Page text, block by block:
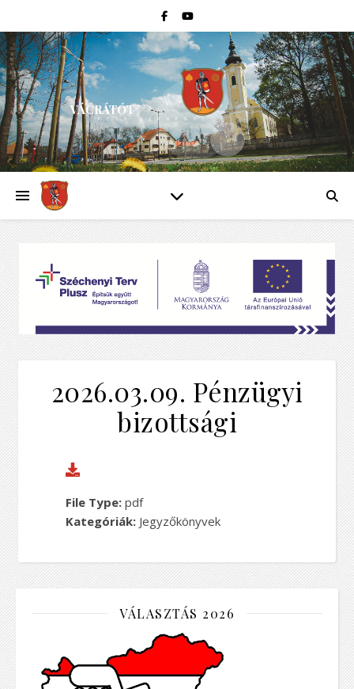
VÁCRÁTÓT
PEST VÁRMEGYE
2026.03.09. Pénzügyi
bizottsági
File Type: pdf
Kategóriák: Jegyzőkönyvek
VÁLASZTÁS 2026